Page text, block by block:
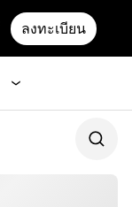
ลงทะเบียน